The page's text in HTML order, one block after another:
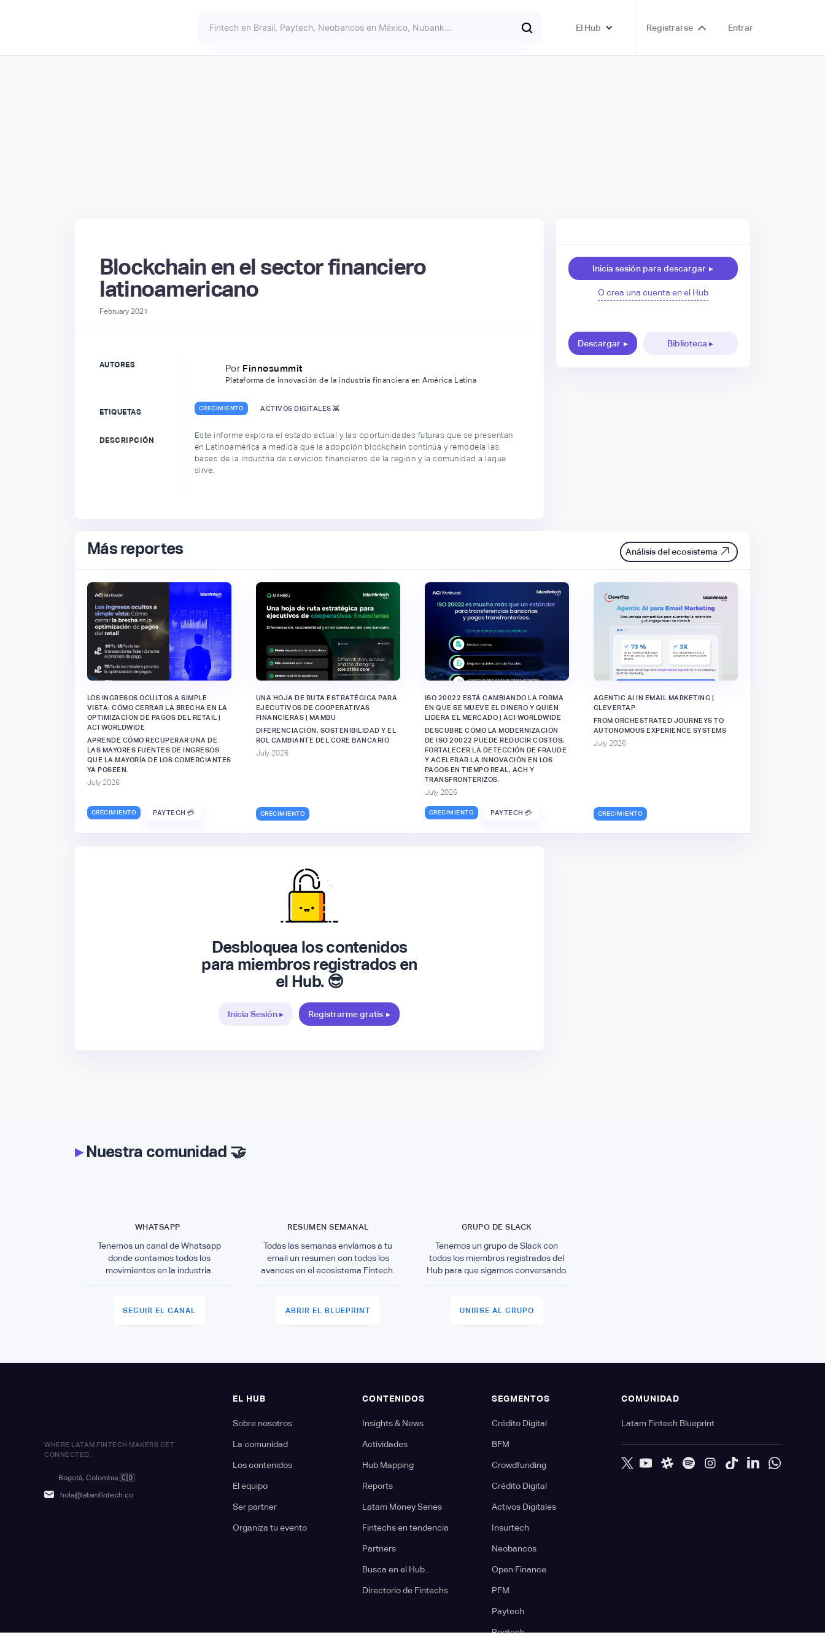
El Hub Registrarse Entrar
Blockchain en el sector financiero
latinoamericano
February 2021
AUTORES Por Finnosummit
Plataforma de innovación de la industria financiera en América Latina
ETIQUETAS CRECIMIENTO ACTIVOS DIGITALES 👾
DESCRIPCIÓN
Este informe explora el estado actual y las oportunidades futuras que se presentan
en Latinoamérica a medida que la adopción blockchain continúa y remodela las
bases de la industria de servicios financieros de la región y la comunidad a laque
sirve.
Inicia sesión para descargar ▸
O crea una cuenta en el Hub
Descargar ▸ Biblioteca ▸
Más reportes Análisis del ecosistema
LOS INGRESOS OCULTOS A SIMPLE
VISTA: CÓMO CERRAR LA BRECHA EN LA
OPTIMIZACIÓN DE PAGOS DEL RETAIL |
ACI WORLDWIDE
APRENDE CÓMO RECUPERAR UNA DE
LAS MAYORES FUENTES DE INGRESOS
QUE LA MAYORÍA DE LOS COMERCIANTES
YA POSEEN.
July 2026
CRECIMIENTO PAYTECH 💳
UNA HOJA DE RUTA ESTRATÉGICA PARA
EJECUTIVOS DE COOPERATIVAS
FINANCIERAS | MAMBU
DIFERENCIACIÓN, SOSTENIBILIDAD Y EL
ROL CAMBIANTE DEL CORE BANCARIO
July 2026
CRECIMIENTO
ISO 20022 ESTÁ CAMBIANDO LA FORMA
EN QUE SE MUEVE EL DINERO Y QUIÉN
LIDERA EL MERCADO | ACI WORLDWIDE
DESCUBRE CÓMO LA MODERNIZACIÓN
DE ISO 20022 PUEDE REDUCIR COSTOS,
FORTALECER LA DETECCIÓN DE FRAUDE
Y ACELERAR LA INNOVACIÓN EN LOS
PAGOS EN TIEMPO REAL, ACH Y
TRANSFRONTERIZOS.
July 2026
CRECIMIENTO PAYTECH 💳
AGENTIC AI IN EMAIL MARKETING |
CLEVERTAP
FROM ORCHESTRATED JOURNEYS TO
AUTONOMOUS EXPERIENCE SYSTEMS
July 2026
CRECIMIENTO
Desbloquea los contenidos
para miembros registrados en
el Hub. 😎
Inicia Sesión ▸ Registrarme gratis ▸
▸Nuestra comunidad 🤝
WHATSAPP
Tenemos un canal de Whatsapp
donde contamos todos los
movimientos en la industria.
SEGUIR EL CANAL
RESUMEN SEMANAL
Todas las semanas envíamos a tu
email un resumen con todos los
avances en el ecosistema Fintech.
ABRIR EL BLUEPRINT
GRUPO DE SLACK
Tenemos un grupo de Slack con
todos los miembros registrados del
Hub para que sigamos conversando.
UNIRSE AL GRUPO
WHERE LATAM FINTECH MAKERS GET
CONNECTED.
Bogotá, Colombia 🇨🇴
hola@latamfintech.co
EL HUB
Sobre nosotros
La comunidad
Los contenidos
El equipo
Ser partner
Organiza tu evento
CONTENIDOS
Insights & News
Actividades
Hub Mapping
Reports
Latam Money Series
Fintechs en tendencia
Partners
Busca en el Hub...
Directorio de Fintechs
SEGMENTOS
Crédito Digital
BFM
Crowdfunding
Crédito Digital
Activos Digitales
Insurtech
Neobancos
Open Finance
PFM
Paytech
Regtech
COMUNIDAD
Latam Fintech Blueprint